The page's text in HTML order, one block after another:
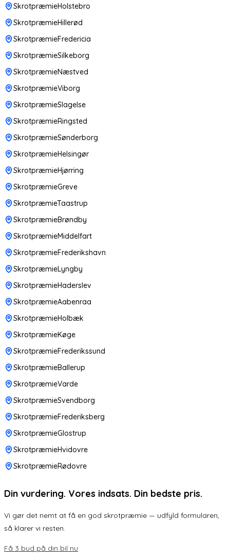
SkrotpræmieHolstebro
SkrotpræmieHillerød
SkrotpræmieFredericia
SkrotpræmieSilkeborg
SkrotpræmieNæstved
SkrotpræmieViborg
SkrotpræmieSlagelse
SkrotpræmieRingsted
SkrotpræmieSønderborg
SkrotpræmieHelsingør
SkrotpræmieHjørring
SkrotpræmieGreve
SkrotpræmieTaastrup
SkrotpræmieBrøndby
SkrotpræmieMiddelfart
SkrotpræmieFrederikshavn
SkrotpræmieLyngby
SkrotpræmieHaderslev
SkrotpræmieAabenraa
SkrotpræmieHolbæk
SkrotpræmieKøge
SkrotpræmieFrederikssund
SkrotpræmieBallerup
SkrotpræmieVarde
SkrotpræmieSvendborg
SkrotpræmieFrederiksberg
SkrotpræmieGlostrup
SkrotpræmieHvidovre
SkrotpræmieRødovre
Din vurdering. Vores indsats. Din bedste pris.
Vi gør det nemt at få en god skrotpræmie — udfyld formularen,
så klarer vi resten.
Få 3 bud på din bil nu